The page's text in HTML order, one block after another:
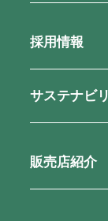
採用情報
サステナビ
販売店紹介